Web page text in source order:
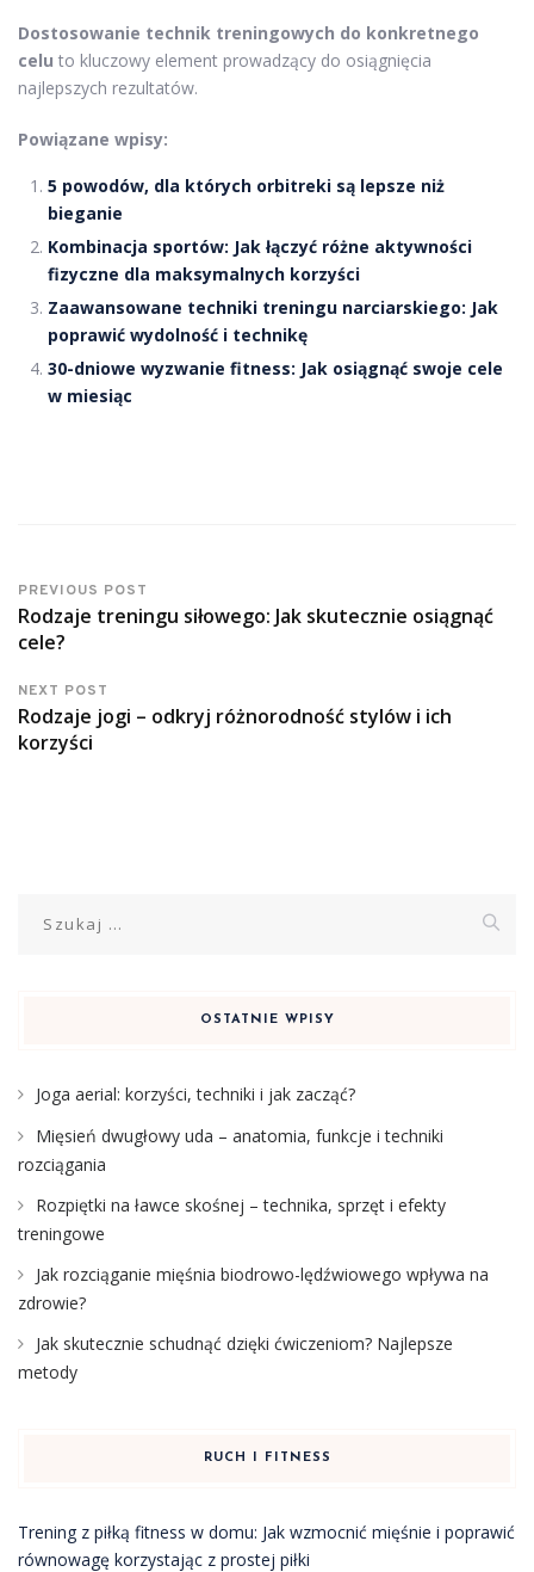
Dostosowanie technik treningowych do konkretnego
celu to kluczowy element prowadzący do osiągnięcia
najlepszych rezultatów.
Powiązane wpisy:
5 powodów, dla których orbitreki są lepsze niż
bieganie
Kombinacja sportów: Jak łączyć różne aktywności
fizyczne dla maksymalnych korzyści
Zaawansowane techniki treningu narciarskiego: Jak
poprawić wydolność i technikę
30-dniowe wyzwanie fitness: Jak osiągnąć swoje cele
w miesiąc
PREVIOUS POST
Rodzaje treningu siłowego: Jak skutecznie osiągnąć
cele?
NEXT POST
Rodzaje jogi – odkryj różnorodność stylów i ich
korzyści
OSTATNIE WPISY
Joga aerial: korzyści, techniki i jak zacząć?
Mięsień dwugłowy uda – anatomia, funkcje i techniki
rozciągania
Rozpiętki na ławce skośnej – technika, sprzęt i efekty
treningowe
Jak rozciąganie mięśnia biodrowo-lędźwiowego wpływa na
zdrowie?
Jak skutecznie schudnąć dzięki ćwiczeniom? Najlepsze
metody
RUCH I FITNESS
Trening z piłką fitness w domu: Jak wzmocnić mięśnie i poprawić
równowagę korzystając z prostej piłki